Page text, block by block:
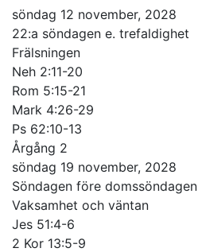
söndag 12 november, 2028
22:a söndagen e. trefaldighet
Frälsningen
Neh 2:11-20
Rom 5:15-21
Mark 4:26-29
Ps 62:10-13
Årgång 2
söndag 19 november, 2028
Söndagen före domssöndagen
Vaksamhet och väntan
Jes 51:4-6
2 Kor 13:5-9